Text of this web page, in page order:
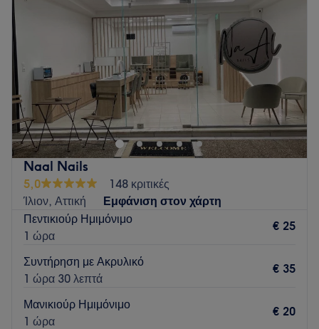
Go to venue
09:00–20:30
09:00
17:00
Κλειστό
Το J'aime la beauté βρίσκεται στα Άνω Λιόσια και
προσφέρει μια μεγάλη γκάμα υπηρεσιών ομορφιάς.
Go to venue
Naal Nails
5,0
148 κριτικές
Ίλιον, Αττική
Εμφάνιση στον χάρτη
Πεντικιούρ Ημιμόνιμο
1 ώρα
€ 25
Συντήρηση με Ακρυλικό
1 ώρα 30 λεπτά
€ 35
Μανικιούρ Ημιμόνιμο
1 ώρα
€ 20